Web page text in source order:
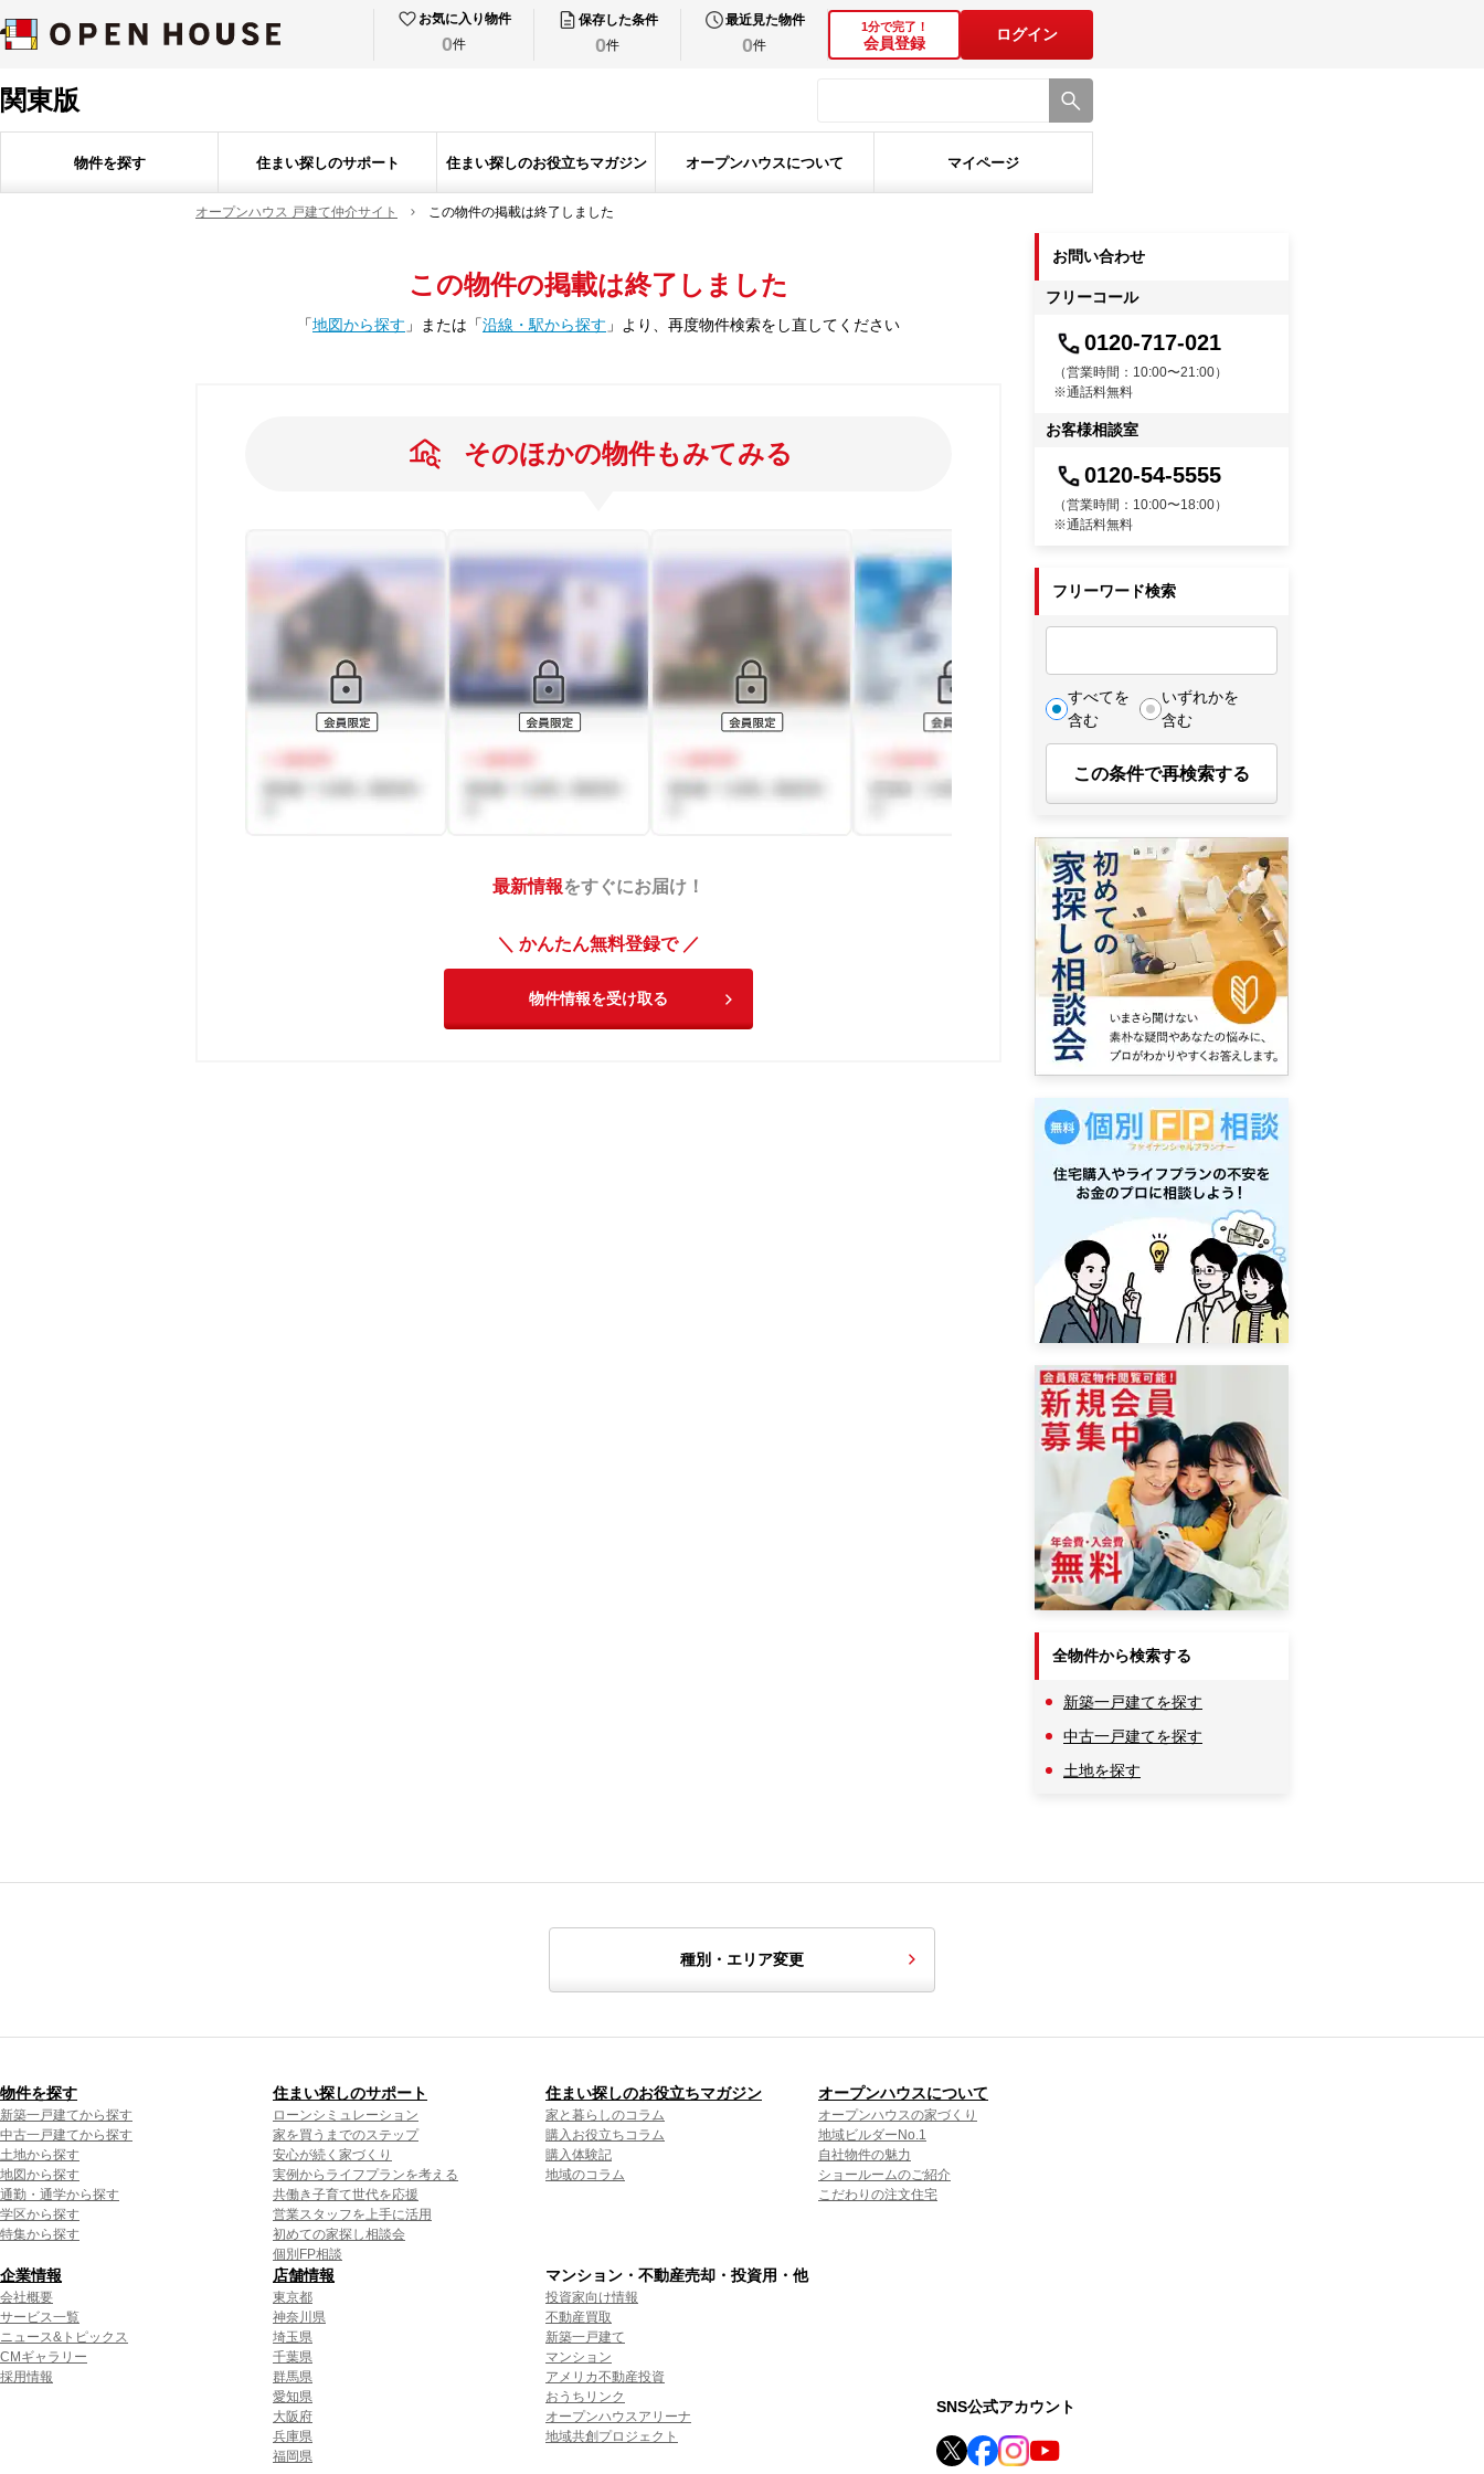
お気に入り物件
0件
保存した条件
0件
最近見た物件
0件
1分で完了！
会員登録
ログイン
関東版
物件を探す 住まい探しのサポート 住まい探しのお役立ちマガジン オープンハウスについて マイページ
オープンハウス 戸建て仲介サイト この物件の掲載は終了しました
この物件の掲載は終了しました
「地図から探す 」 または 「沿線・駅から探す 」 より、再度物件検索をし直してください
そのほかの物件もみてみる
最新情報をすぐにお届け！
＼ かんたん無料登録で ／
物件情報を受け取る
お問い合わせ
フリーコール
0120-717-021
（営業時間：10:00〜21:00）
※通話料無料
お客様相談室
0120-54-5555
（営業時間：10:00〜18:00）
※通話料無料
フリーワード検索
すべてを
含む
いずれかを
含む
この条件で再検索する
全物件から検索する
新築一戸建てを探す
中古一戸建てを探す
土地を探す
種別・エリア変更
物件を探す
新築一戸建てから探す
中古一戸建てから探す
土地から探す
地図から探す
通勤・通学から探す
学区から探す
特集から探す
住まい探しのサポート
ローンシミュレーション
家を買うまでのステップ
安心が続く家づくり
実例からライフプランを考える
共働き子育て世代を応援
営業スタッフを上手に活用
初めての家探し相談会
個別FP相談
住まい探しのお役立ちマガジン
家と暮らしのコラム
購入お役立ちコラム
購入体験記
地域のコラム
オープンハウスについて
オープンハウスの家づくり
地域ビルダーNo.1
自社物件の魅力
ショールームのご紹介
こだわりの注文住宅
企業情報
会社概要
サービス一覧
ニュース&トピックス
CMギャラリー
採用情報
店舗情報
東京都
神奈川県
埼玉県
千葉県
群馬県
愛知県
大阪府
兵庫県
福岡県
マンション・不動産売却・投資用・他
投資家向け情報
不動産買取
新築一戸建て
マンション
アメリカ不動産投資
おうちリンク
オープンハウスアリーナ
地域共創プロジェクト
SNS公式アカウント